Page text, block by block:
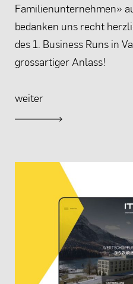
Familienunternehmen»
bedanken uns recht
des 1. Business Runs in
grossartiger Anlass!
weiter